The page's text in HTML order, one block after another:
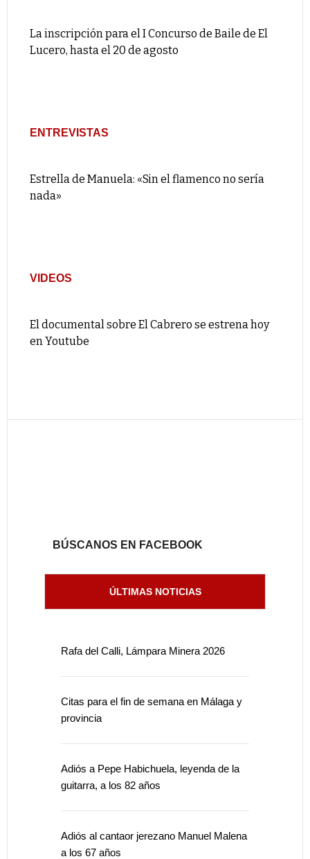
La inscripción para el I Concurso de Baile de El
Lucero, hasta el 20 de agosto
ENTREVISTAS
Estrella de Manuela: «Sin el flamenco no sería
nada»
VIDEOS
El documental sobre El Cabrero se estrena hoy
en Youtube
BÚSCANOS EN FACEBOOK
ÚLTIMAS NOTICIAS
Rafa del Calli, Lámpara Minera 2026
Citas para el fin de semana en Málaga y
provincia
Adiós a Pepe Habichuela, leyenda de la
guitarra, a los 82 años
Adiós al cantaor jerezano Manuel Malena
a los 67 años